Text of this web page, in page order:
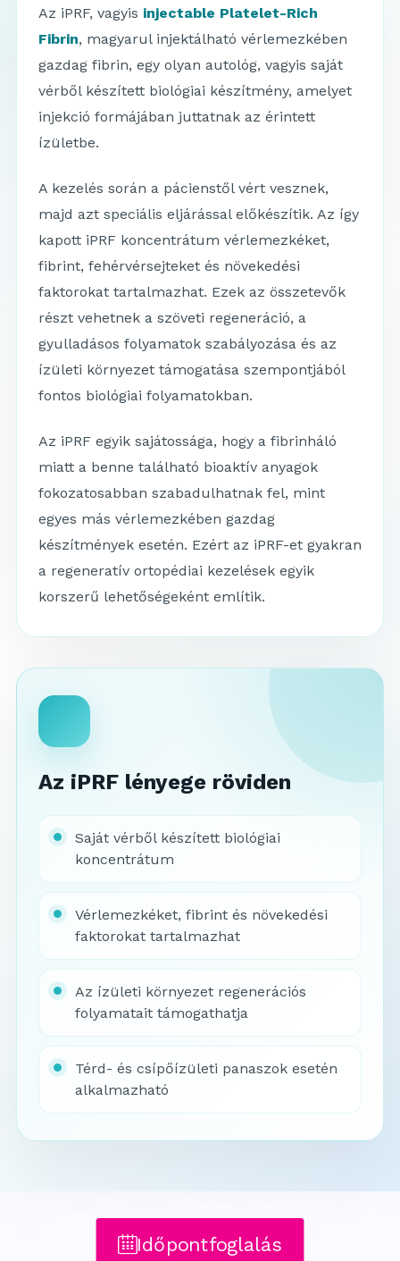
Az iPRF, vagyis injectable Platelet-Rich
Fibrin, magyarul injektálható vérlemezkében
gazdag fibrin, egy olyan autológ, vagyis saját
vérből készített biológiai készítmény, amelyet
injekció formájában juttatnak az érintett
ízületbe.
A kezelés során a pácienstől vért vesznek,
majd azt speciális eljárással előkészítik. Az így
kapott iPRF koncentrátum vérlemezkéket,
fibrint, fehérvérsejteket és növekedési
faktorokat tartalmazhat. Ezek az összetevők
részt vehetnek a szöveti regeneráció, a
gyulladásos folyamatok szabályozása és az
ízületi környezet támogatása szempontjából
fontos biológiai folyamatokban.
Az iPRF egyik sajátossága, hogy a fibrinháló
miatt a benne található bioaktív anyagok
fokozatosabban szabadulhatnak fel, mint
egyes más vérlemezkében gazdag
készítmények esetén. Ezért az iPRF-et gyakran
a regeneratív ortopédiai kezelések egyik
korszerű lehetőségeként említik.
Az iPRF lényege röviden
Saját vérből készített biológiai
koncentrátum
Vérlemezkéket, fibrint és növekedési
faktorokat tartalmazhat
Az ízületi környezet regenerációs
folyamatait támogathatja
Térd- és csípőízületi panaszok esetén
alkalmazható
Időpontfoglalás